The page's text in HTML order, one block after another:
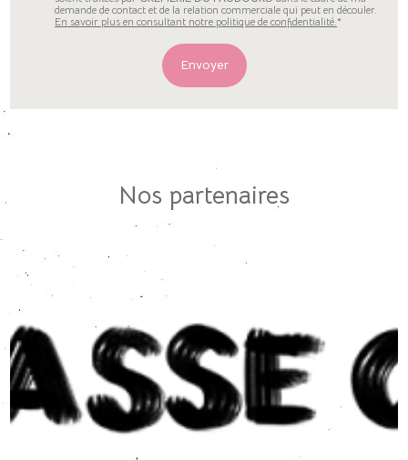
demande de contact et de la relation commerciale qui peut en découler.
En savoir plus en consultant notre politique de confidentialité. *
Nos partenaires